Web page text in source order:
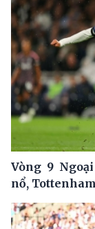
Vòng 9
nổ,